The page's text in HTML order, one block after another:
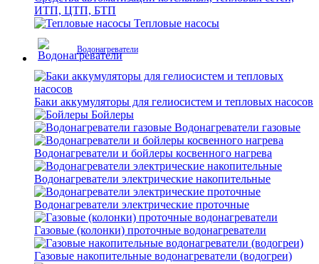
ИТП, ЦТП, БТП
Тепловые насосы
Водонагреватели
Баки аккумуляторы для гелиосистем и тепловых насосов
Бойлеры
Водонагреватели газовые
Водонагреватели и бойлеры косвенного нагрева
Водонагреватели электрические накопительные
Водонагреватели электрические проточные
Газовые (колонки) проточные водонагреватели
Газовые накопительные водонагреватели (водогреи)